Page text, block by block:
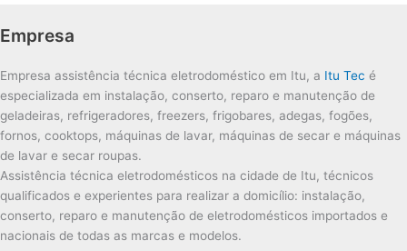
Empresa
Empresa assistência técnica eletrodoméstico em Itu, a Itu Tec é
especializada em instalação, conserto, reparo e manutenção de
geladeiras, refrigeradores, freezers, frigobares, adegas, fogões,
fornos, cooktops, máquinas de lavar, máquinas de secar e máquinas
de lavar e secar roupas.
Assistência técnica eletrodomésticos na cidade de Itu, técnicos
qualificados e experientes para realizar a domicílio: instalação,
conserto, reparo e manutenção de eletrodomésticos importados e
nacionais de todas as marcas e modelos.